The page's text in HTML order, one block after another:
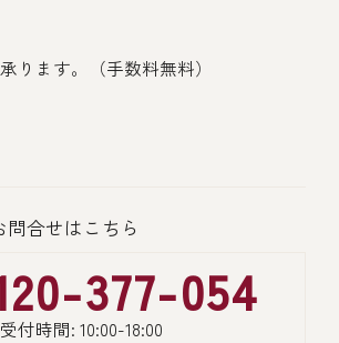
ります。（手数料無料）
合せはこちら
377-054
受付時間: 10:00-18:00